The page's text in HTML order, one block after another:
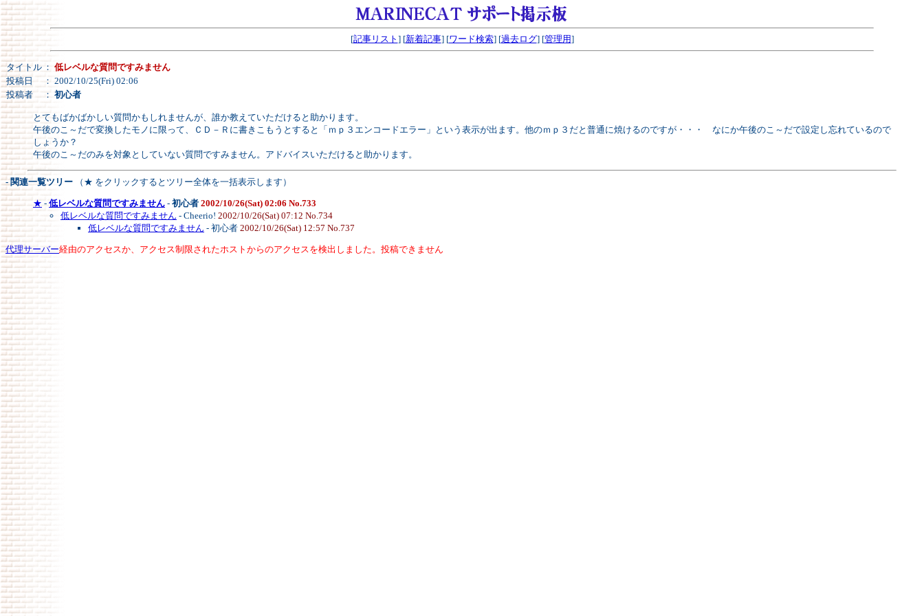
[記事リスト ] [新着記事] [ワード検索] [過去ログ] [管理用]
タイトル ： 低レベルな質問ですみません
投稿日
： 2002/10/25(Fri) 02:06
投稿者
： 初心者
とてもばかばかしい質問かもしれませんが、誰か教えていただけると助かります。
午後のこ～だで変換したモノに限って、ＣＤ－Ｒに書きこもうとすると「ｍｐ３エンコードエラー」という表示が出ます。他のｍｐ３だと普通に焼けるのですが・・・ なにか午後のこ～だで設定し忘れているので
しょうか？
午後のこ～だのみを対象としていない質問ですみません。アドバイスいただけると助かります。
- 関連一覧ツリー （★ をクリックするとツリー全体を一括表示します）
★ - 低レベルな質問ですみません - 初心者 2002/10/26(Sat) 02:06 No.733
低レベルな質問ですみません - Cheerio! 2002/10/26(Sat) 07:12 No.734
低レベルな質問ですみません - 初心者 2002/10/26(Sat) 12:57 No.737
代理サーバー経由のアクセスか、アクセス制限されたホストからのアクセスを検出しました。投稿できません